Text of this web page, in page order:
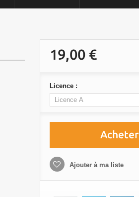
19,00 €
Licence :
Acheter
Ajouter à ma liste